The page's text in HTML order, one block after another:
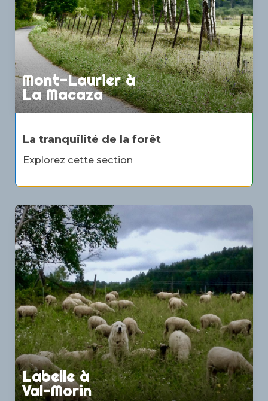
Mont-Laurier à
La Macaza
La tranquilité de la forêt
Explorez cette section
Labelle à
Val-Morin